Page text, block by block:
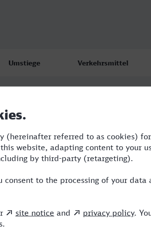
Umstiege Verkehrsmittel
RE,NEB
2 RE,NEB